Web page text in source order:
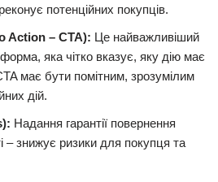
потенційних покупців.
Action – CTA): Це найважливіший
яка чітко вказує, яку дію має
має бути помітним, зрозумілим
дій.
Надання гарантії повернення
– знижує ризики для покупця та